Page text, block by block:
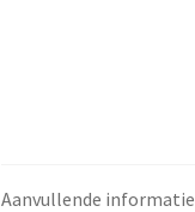
Aanvullende informatie